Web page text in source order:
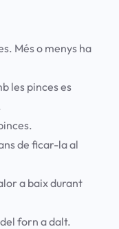
Més o menys ha
les pinces es
de ficar-la al
a baix durant
forn a dalt.